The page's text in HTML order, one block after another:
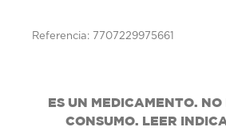
Referencia: 7707229975661
ES UN MEDICAMENTO. NO
CONSUMO. LEER